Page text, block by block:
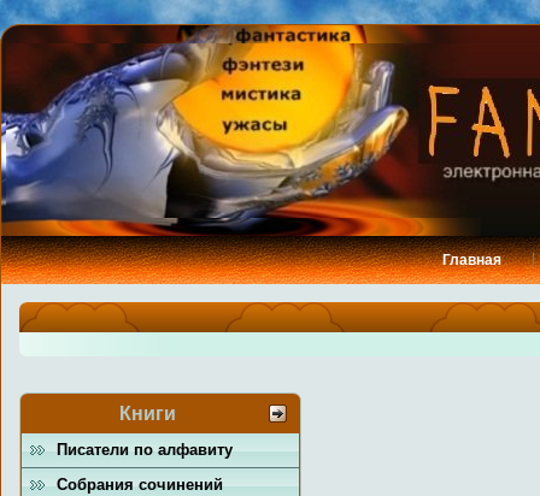
Главная
Книги
Писатели по алфавиту
Собрания сочинений